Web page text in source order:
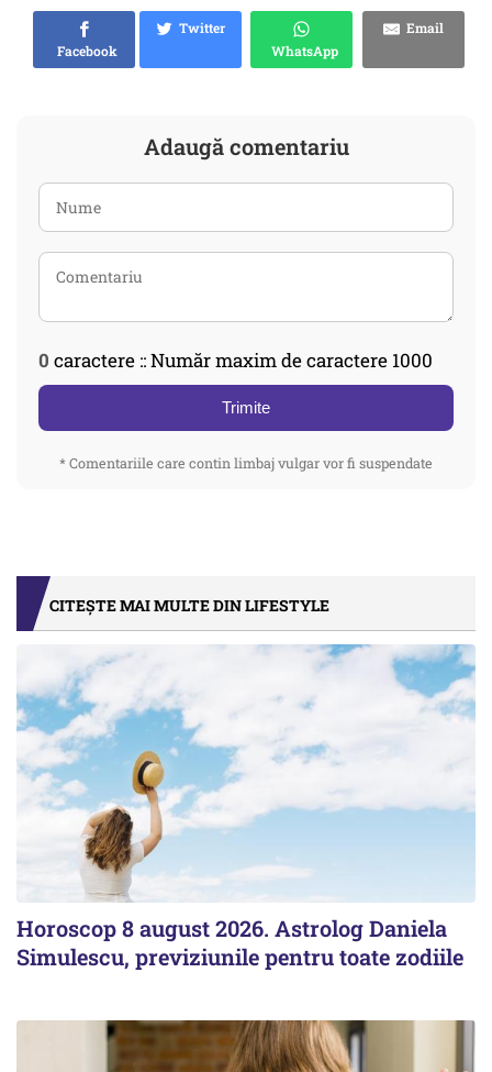
Facebook
Twitter
WhatsApp
Email
Adaugă comentariu
0 caractere :: Număr maxim de caractere 1000
Trimite
* Comentariile care contin limbaj vulgar vor fi suspendate
CITEȘTE MAI MULTE DIN LIFESTYLE
Horoscop 8 august 2026. Astrolog Daniela
Simulescu, previziunile pentru toate zodiile